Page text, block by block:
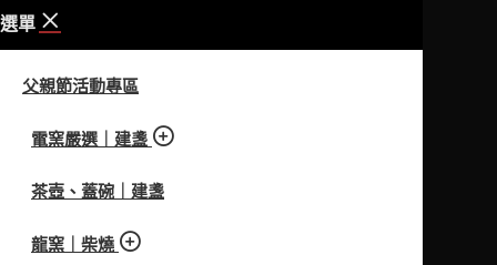
選單
父親節活動專區
電窯嚴選｜建盞
茶壺、蓋碗｜建盞
龍窯｜柴燒